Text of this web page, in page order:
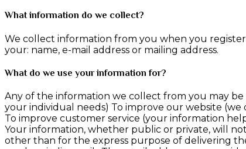
What information do we collect?
We collect information from you when you
your: name, e-mail address or mailing address.
What do we use your information for?
Any of the information we collect from you may
your individual needs) To improve our website
To improve customer service (your information
Your information, whether public or private, will
other than for the express purpose of delivering